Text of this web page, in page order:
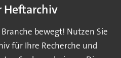
Heftarchiv
bewegt! Nutzen Sie
für Ihre Recherche und